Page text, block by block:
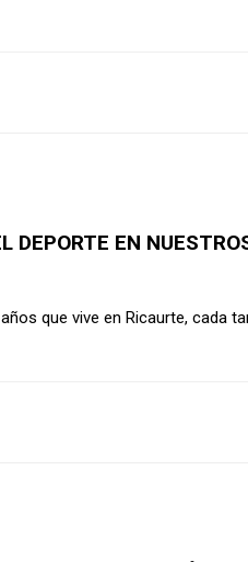
DEPORTE EN
que vive en Ricaurte, cada